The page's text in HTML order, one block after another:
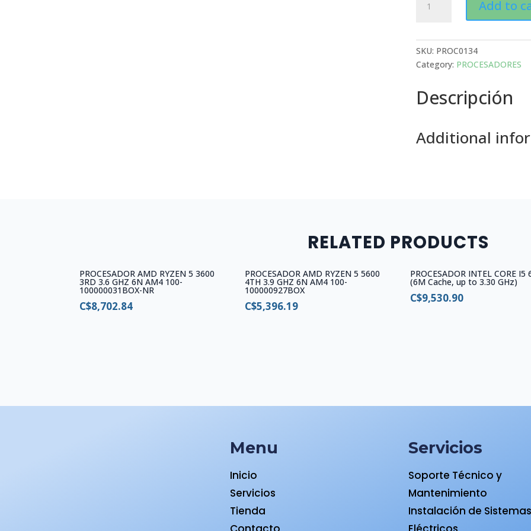
INTEL
11700K
3.60GHZ
1200
11VA
quantity
Add to
SKU: PROC0134
Category: PROCESADORES
Descripción
Additional
RELATED PRODUCTS
PROCESADOR AMD RYZEN 5 3600
3RD 3.6 GHZ 6N AM4 100-
100000031BOX-NR
C$8,702.84
PROCESADOR AMD RYZEN 5 5600
4TH 3.9 GHZ 6N AM4 100-
100000927BOX
C$5,396.19
PROCESADOR INTEL CORE I5
(6M Cache, up to 3.30 GHz)
C$9,530.90
Menu
Inicio
Servicios
Tienda
Servicios
Soporte Técnico y
Mantenimiento
Instalación de Sistemas